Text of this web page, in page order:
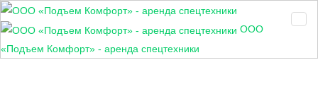
ООО
«Подъем Комфорт» - аренда спецтехники